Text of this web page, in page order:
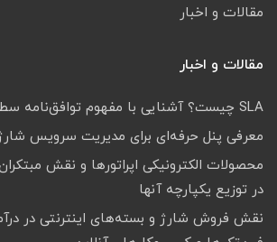
مقالات و اخبار
مقالات و اخبار
SLA چیست؟ آشنایی با مفهوم توافق‌نامه سطح خدمات
معرفی پنل حرفه‌ای برای مدیریت سرویس
محصولات الکترونیکی اپراتورها و نقش
در توزیع یکپارچه آنها
نقش فروش شارژ و بسته‌های اینترنتی در